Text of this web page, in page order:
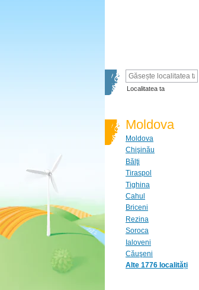
Localitatea ta
Moldova
Moldova
Chişinău
Bălţi
Tiraspol
Tighina
Cahul
Briceni
Rezina
Soroca
Ialoveni
Căuşeni
Alte 1776 localități